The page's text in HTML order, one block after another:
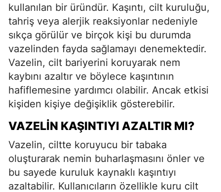
kullanılan bir üründür. Kaşıntı, cilt kuruluğu,
tahriş veya alerjik reaksiyonlar nedeniyle
sıkça görülür ve birçok kişi bu durumda
vazelinden fayda sağlamayı denemektedir.
Vazelin, cilt bariyerini koruyarak nem
kaybını azaltır ve böylece kaşıntının
hafiflemesine yardımcı olabilir. Ancak etkisi
kişiden kişiye değişiklik gösterebilir.
VAZELIN KAŞINTIYI AZALTIR MI?
Vazelin, ciltte koruyucu bir tabaka
oluşturarak nemin buharlaşmasını önler ve
bu sayede kuruluk kaynaklı kaşıntıyı
azaltabilir. Kullanıcıların özellikle kuru cilt